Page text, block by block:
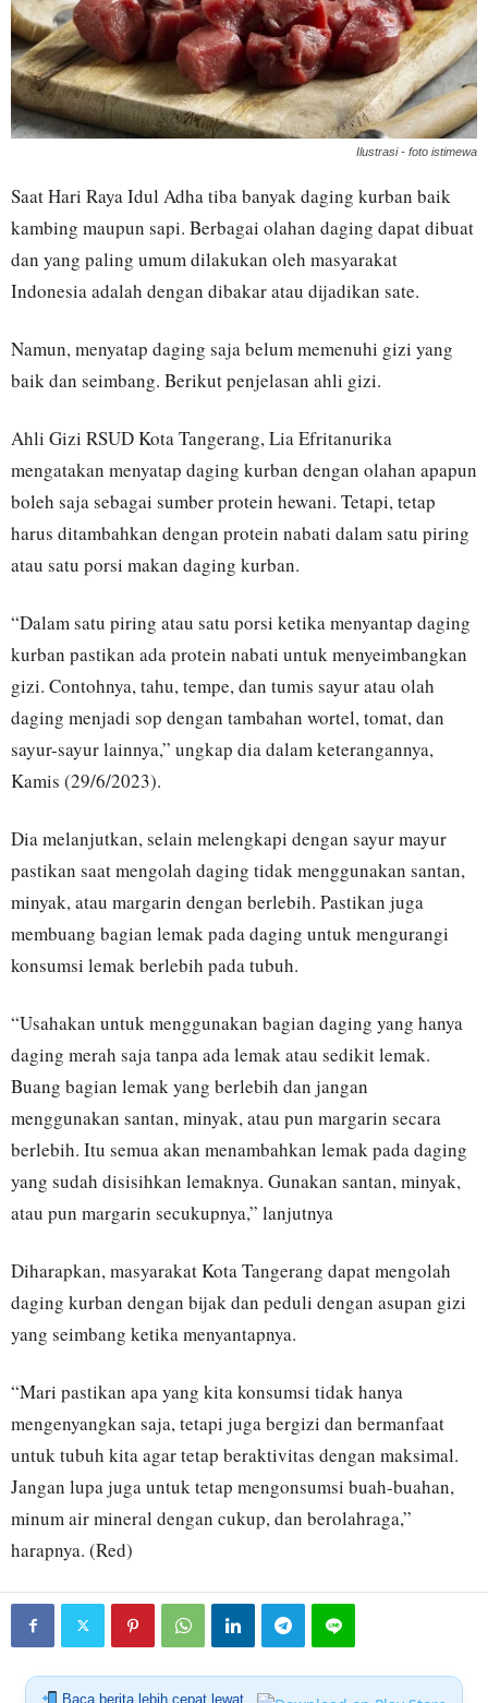
Ilustrasi - foto istimewa
Saat Hari Raya Idul Adha tiba banyak daging kurban baik
kambing maupun sapi. Berbagai olahan daging dapat dibuat
dan yang paling umum dilakukan oleh masyarakat
Indonesia adalah dengan dibakar atau dijadikan sate.
Namun, menyatap daging saja belum memenuhi gizi yang
baik dan seimbang. Berikut penjelasan ahli gizi.
Ahli Gizi RSUD Kota Tangerang, Lia Efritanurika
mengatakan menyatap daging kurban dengan olahan apapun
boleh saja sebagai sumber protein hewani. Tetapi, tetap
harus ditambahkan dengan protein nabati dalam satu piring
atau satu porsi makan daging kurban.
“Dalam satu piring atau satu porsi ketika menyantap daging
kurban pastikan ada protein nabati untuk menyeimbangkan
gizi. Contohnya, tahu, tempe, dan tumis sayur atau olah
daging menjadi sop dengan tambahan wortel, tomat, dan
sayur-sayur lainnya,” ungkap dia dalam keterangannya,
Kamis (29/6/2023).
Dia melanjutkan, selain melengkapi dengan sayur mayur
pastikan saat mengolah daging tidak menggunakan santan,
minyak, atau margarin dengan berlebih. Pastikan juga
membuang bagian lemak pada daging untuk mengurangi
konsumsi lemak berlebih pada tubuh.
“Usahakan untuk menggunakan bagian daging yang hanya
daging merah saja tanpa ada lemak atau sedikit lemak.
Buang bagian lemak yang berlebih dan jangan
menggunakan santan, minyak, atau pun margarin secara
berlebih. Itu semua akan menambahkan lemak pada daging
yang sudah disisihkan lemaknya. Gunakan santan, minyak,
atau pun margarin secukupnya,” lanjutnya
Diharapkan, masyarakat Kota Tangerang dapat mengolah
daging kurban dengan bijak dan peduli dengan asupan gizi
yang seimbang ketika menyantapnya.
“Mari pastikan apa yang kita konsumsi tidak hanya
mengenyangkan saja, tetapi juga bergizi dan bermanfaat
untuk tubuh kita agar tetap beraktivitas dengan maksimal.
Jangan lupa juga untuk tetap mengonsumsi buah-buahan,
minum air mineral dengan cukup, dan berolahraga,”
harapnya. (Red)
Baca berita lebih cepat lewat